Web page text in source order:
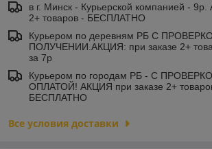
в г. Минск - Курьерской компанией -
2+ товаров - БЕСПЛАТНО
Курьером по деревням РБ С
ПОЛУЧЕНИИ.АКЦИЯ: при заказе 2+
за 7р
Курьером по городам РБ - С
ОПЛАТОЙ! АКЦИЯ при заказе 2+
БЕСПЛАТНО
Все условия доставки